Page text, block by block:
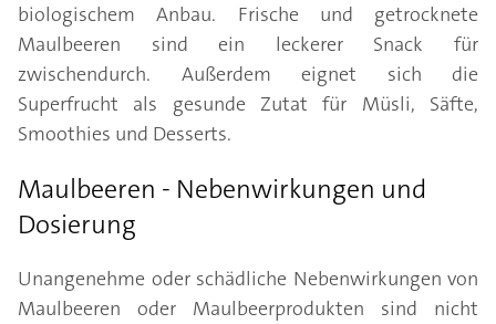
biologischem Anbau. Frische und getrocknete
Maulbeeren sind ein leckerer Snack für
zwischendurch. Außerdem eignet sich die
Superfrucht als gesunde Zutat für Müsli, Säfte,
Smoothies und Desserts.
Maulbeeren - Nebenwirkungen und
Dosierung
Unangenehme oder schädliche Nebenwirkungen von
Maulbeeren oder Maulbeerprodukten sind nicht